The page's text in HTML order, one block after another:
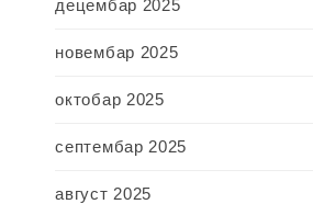
децембар 2025
новембар 2025
октобар 2025
септембар 2025
август 2025